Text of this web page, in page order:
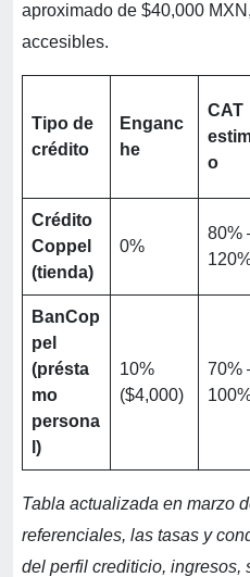
aproximado de $40,000
accesibles.
Tipo de
crédito
Enganc
he
CAT
o
Crédito
Coppel
(tienda)
0%
80%
BanCop
pel
(présta
mo
persona
l)
10%
($4,000)
70%
Tabla actualizada en marzo
referenciales, las tasas y
del perfil crediticio,